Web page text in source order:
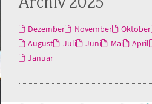
Dezember November Oktober
August
Juli Juni Mai April
Januar